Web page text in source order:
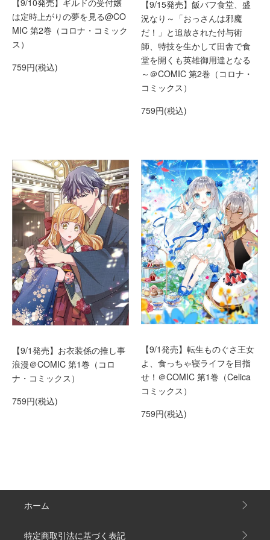
【9/10発売】ギルドの受付嬢
は定時上がりの夢を見る@CO
MIC 第2巻（コロナ・コミック
ス）
759円(税込)
【9/15発売】飯バフ食堂、盛
況なり～「おっさんは邪魔
だ！」と追放された付与術
師、特技を生かして田舎で食
堂を開くも英雄御用達となる
～＠COMIC 第2巻（コロナ・
コミックス）
759円(税込)
【9/1発売】お衣装係の推し事
浪漫＠COMIC 第1巻（コロ
ナ・コミックス）
759円(税込)
【9/1発売】転生ものぐさ王女
よ、食っちゃ寝ライフを目指
せ！＠COMIC 第1巻（Celica
コミックス）
759円(税込)
ホーム
特定商取引法に基づく表記